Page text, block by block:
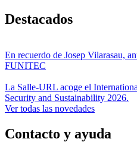
Destacados
En recuerdo de Josep Vilarasau,
FUNITEC
La Salle-URL acoge el
Security and Sustainability 2026.
Ver todas las novedades
Contacto y ayuda